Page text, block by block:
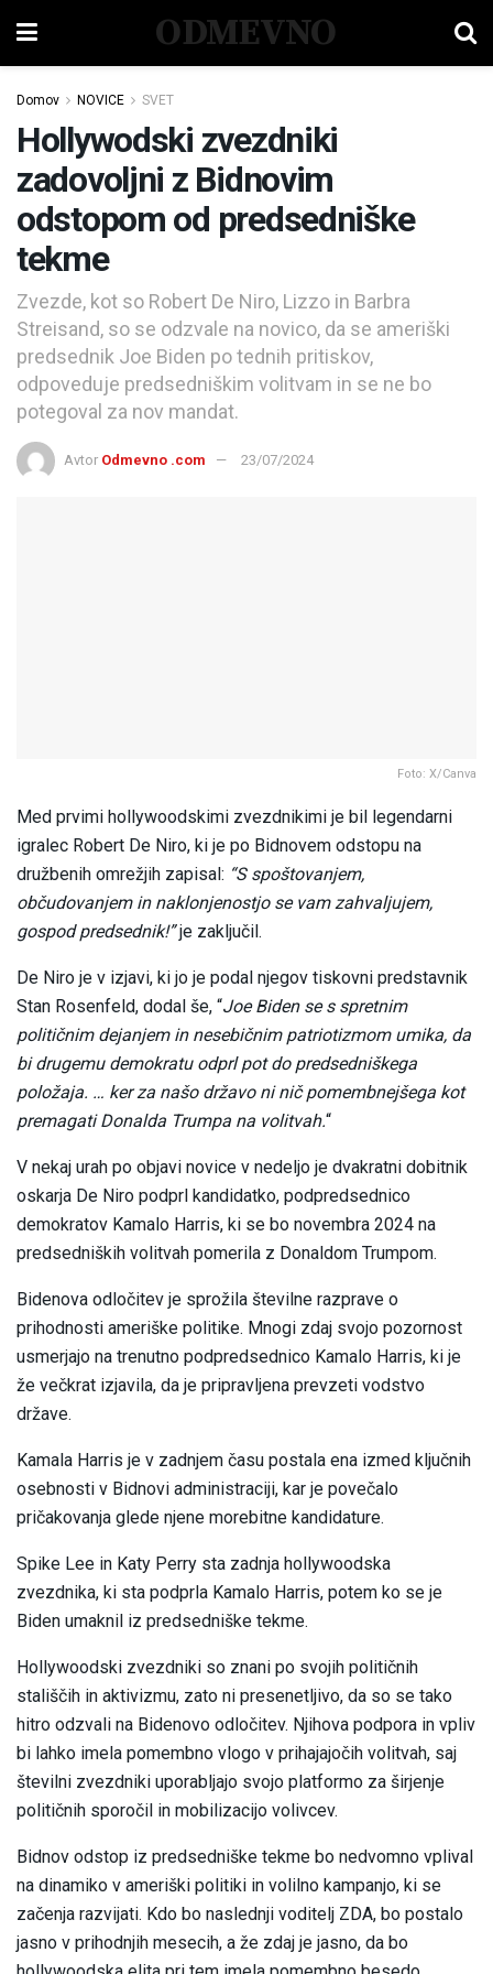
ODMEVNO
Domov NOVICE SVET
Hollywodski zvezdniki
zadovoljni z Bidnovim
odstopom od predsedniške
tekme
Zvezde, kot so Robert De Niro, Lizzo in Barbra
Streisand, so se odzvale na novico, da se ameriški
predsednik Joe Biden po tednih pritiskov,
odpoveduje predsedniškim volitvam in se ne bo
potegoval za nov mandat.
Avtor Odmevno .com 23/07/2024
Foto: X/Canva
Med prvimi hollywoodskimi zvezdnikimi je bil legendarni
igralec Robert De Niro, ki je po Bidnovem odstopu na
družbenih omrežjih zapisal: “S spoštovanjem,
občudovanjem in naklonjenostjo se vam zahvaljujem,
gospod predsednik!”je zaključil.
De Niro je v izjavi, ki jo je podal njegov tiskovni predstavnik
Stan Rosenfeld, dodal še, “Joe Biden se s spretnim
političnim dejanjem in nesebičnim patriotizmom umika, da
bi drugemu demokratu odprl pot do predsedniškega
položaja. … ker za našo državo ni nič pomembnejšega kot
premagati Donalda Trumpa na volitvah.“
V nekaj urah po objavi novice v nedeljo je dvakratni dobitnik
oskarja De Niro podprl kandidatko, podpredsednico
demokratov Kamalo Harris, ki se bo novembra 2024 na
predsedniških volitvah pomerila z Donaldom Trumpom.
Bidenova odločitev je sprožila številne razprave o
prihodnosti ameriške politike. Mnogi zdaj svojo pozornost
usmerjajo na trenutno podpredsednico Kamalo Harris, ki je
že večkrat izjavila, da je pripravljena prevzeti vodstvo
države.
Kamala Harris je v zadnjem času postala ena izmed ključnih
osebnosti v Bidnovi administraciji, kar je povečalo
pričakovanja glede njene morebitne kandidature.
Spike Lee in Katy Perry sta zadnja hollywoodska
zvezdnika, ki sta podprla Kamalo Harris, potem ko se je
Biden umaknil iz predsedniške tekme.
Hollywoodski zvezdniki so znani po svojih političnih
stališčih in aktivizmu, zato ni presenetljivo, da so se tako
hitro odzvali na Bidenovo odločitev. Njihova podpora in vpliv
bi lahko imela pomembno vlogo v prihajajočih volitvah, saj
številni zvezdniki uporabljajo svojo platformo za širjenje
političnih sporočil in mobilizacijo volivcev.
Bidnov odstop iz predsedniške tekme bo nedvomno vplival
na dinamiko v ameriški politiki in volilno kampanjo, ki se
začenja razvijati. Kdo bo naslednji voditelj ZDA, bo postalo
jasno v prihodnjih mesecih, a že zdaj je jasno, da bo